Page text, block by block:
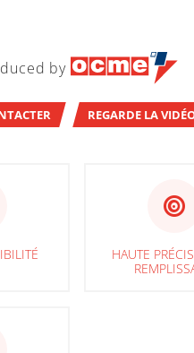
flexible innovant conçu
by
REGARDE LA
HAUTE